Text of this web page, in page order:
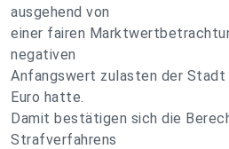
ausgehend von
einer fairen
negativen
Anfangswert zulasten der Stadt
Euro hatte.
Damit bestätigen sich die
Strafverfahrens